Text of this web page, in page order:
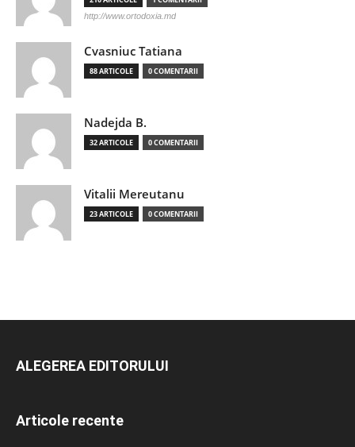
http://www.ortodoxia.md
Cvasniuc Tatiana
88 ARTICOLE 0 COMENTARII
Nadejda B.
32 ARTICOLE 0 COMENTARII
Vitalii Mereutanu
23 ARTICOLE 0 COMENTARII
ALEGEREA EDITORULUI
Articole recente